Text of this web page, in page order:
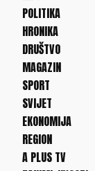
POLITIKA
HRONIKA
DRUŠTVO
MAGAZIN
SPORT
SVIJET
EKONOMIJA
REGION
A PLUS TV